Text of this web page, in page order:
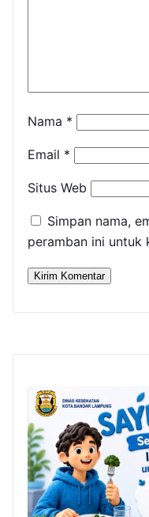
Nama *
Email *
Situs Web
Simpan nama,
peramban ini untuk